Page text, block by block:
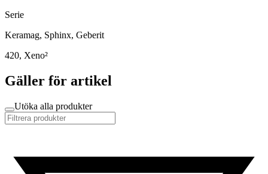
Serie
Keramag, Sphinx, Geberit
420, Xeno²
Gäller för artikel
Utöka alla produkter